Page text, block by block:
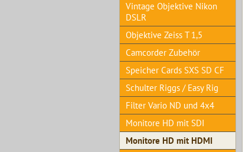
Vintage Objektive Nikon
DSLR
Objektive Zeiss T 1,5
Camcorder Zubehör
Speicher Cards SXS SD CF
Schulter Riggs / Easy Rig
Filter Vario ND und 4x4
Monitore HD mit SDI
Monitore HD mit HDMI